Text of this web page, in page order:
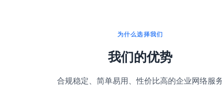
为什么选择我们
我们的优势
合规稳定、简单易用、性价比高的企业网络服